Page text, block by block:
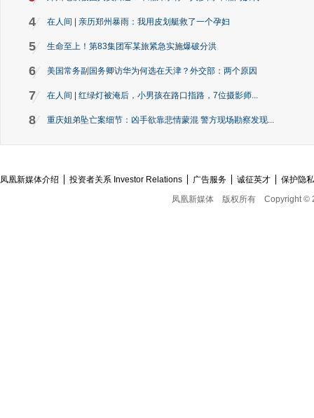
4 在人间 | 亲历郑州暴雨：我用皮划艇救了一个孕妇
5 生命至上！第83集团军某旅紧急实施爆破分洪
6 美国常务副国务卿访华为何选在天津？外交部：两个原因
7 在人间 | 红绿灯被淹后，小男孩在路口指路，7位摄影师...
8 重庆姐弟坠亡案细节：凶手欲靠悲情蒙混 警方现场勘察发现...
凤凰新媒体介绍 投资者关系 Investor Relations 广告服务 诚征英才
保护隐
凤凰新媒体
版权所有 Copyright ©